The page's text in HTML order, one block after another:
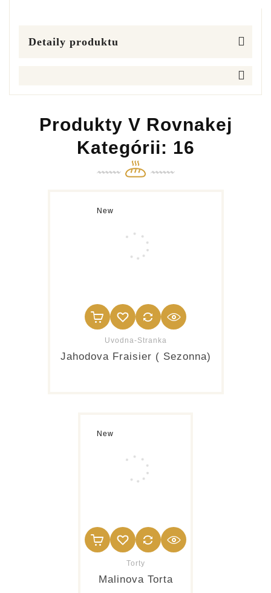
Detaily produktu
Produkty V Rovnakej
Kategórii: 16
New
Uvodna-Stranka
Jahodova Fraisier ( Sezonna)
New
Torty
Malinova Torta